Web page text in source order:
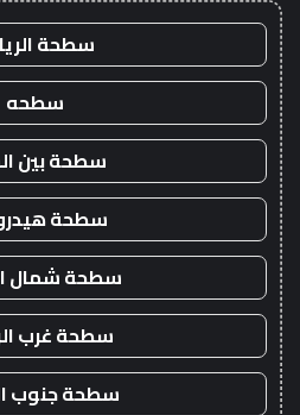
سطحة
سطحه
سطحة بين
سطحة
سطحة شمال
سطحة غرب
سطحة جنوب